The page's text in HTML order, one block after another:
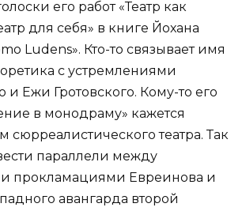
его работ «Театр как
для себя» в книге Йохана
Ludens». Кто-то связывает имя
с устремлениями
и Ежи Гротовского. Кому-то его
в монодраму» кажется
сюрреалистического театра. Так
параллели между
прокламациями Евреинова и
авангарда второй